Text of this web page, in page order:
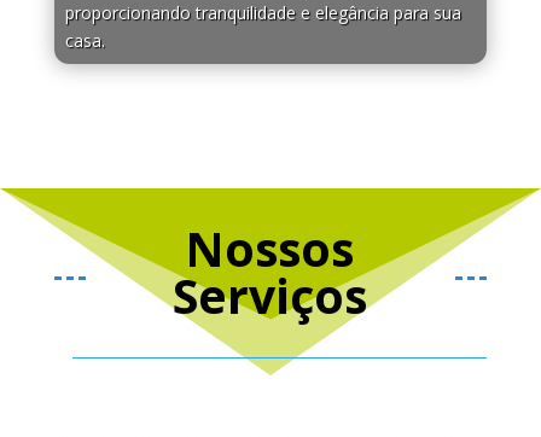
proporcionando tranquilidade e elegância para sua
casa.
Nossos
Serviços